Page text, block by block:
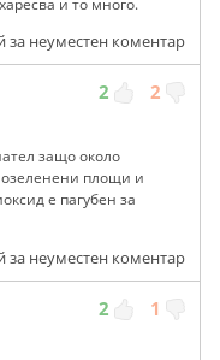
за неуместен коментар
2 2
защо около
озеленени площи и
е пагубен за
за неуместен коментар
2 1